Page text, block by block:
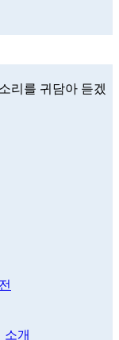
리를 귀담아 듣겠
소개